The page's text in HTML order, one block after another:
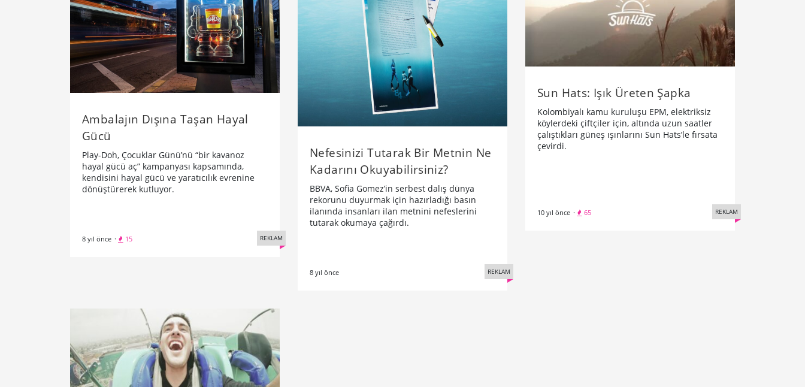
Ambalajın Dışına Taşan Hayal
Gücü
Play-Doh, Çocuklar Günü’nü “bir kavanoz
hayal gücü aç” kampanyası kapsamında,
kendisini hayal gücü ve yaratıcılık evrenine
dönüştürerek kutluyor.
8 yıl önce · 15 REKLAM
Nefesinizi Tutarak Bir Metnin Ne
Kadarını Okuyabilirsiniz?
BBVA, Sofia Gomez’in serbest dalış dünya
rekorunu duyurmak için hazırladığı basın
ilanında insanları ilan metnini nefeslerini
tutarak okumaya çağırdı.
8 yıl önce REKLAM
Sun Hats: Işık Üreten Şapka
Kolombiyalı kamu kuruluşu EPM, elektriksiz
köylerdeki çiftçiler için, altında uzun saatler
çalıştıkları güneş ışınlarını Sun Hats’le fırsata
çevirdi.
10 yıl önce · 65 REKLAM